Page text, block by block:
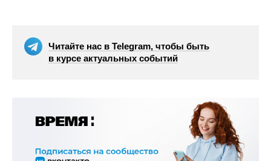
Читайте нас в Telegram, чтобы быть
в курсе актуальных событий